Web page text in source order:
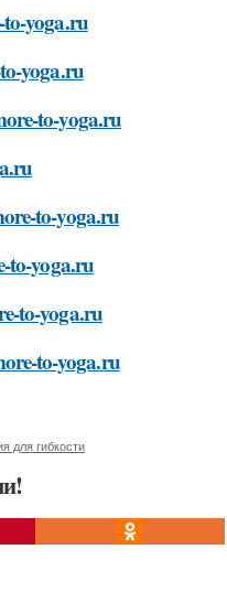
yoga.ru
yoga.ru
to-yoga.ru
to-yoga.ru
to-yoga.ru
to-yoga.ru
to-yoga.ru
для гибкости